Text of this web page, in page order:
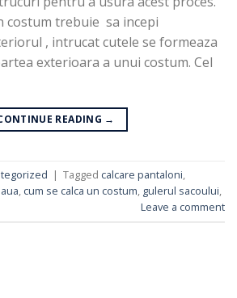
costum trebuie sa incepi
, intrucat cutele se formeaza
exterioara a unui costum. Cel
READING →
| Tagged calcare pantaloni,
, cum se calca un costum, gulerul sacoului,
Leave a comment